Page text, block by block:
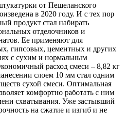
от Пешеланского
в 2020 году. И с тех пор
продукт стал набирать
отделочников и
Ее применяют для
гипсовых, цементных и других
с сухим и нормальным
расход смеси – 8,82 кг
слоем 10 мм стал одним
сухой смеси. Оптимальная
комфортно работать с ним
схватывания. Уже застывший
на сжатие и изгиб и не